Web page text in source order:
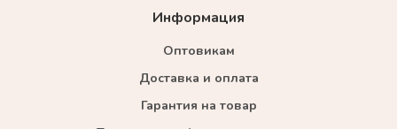
Информация
Оптовикам
Доставка и оплата
Гарантия на товар